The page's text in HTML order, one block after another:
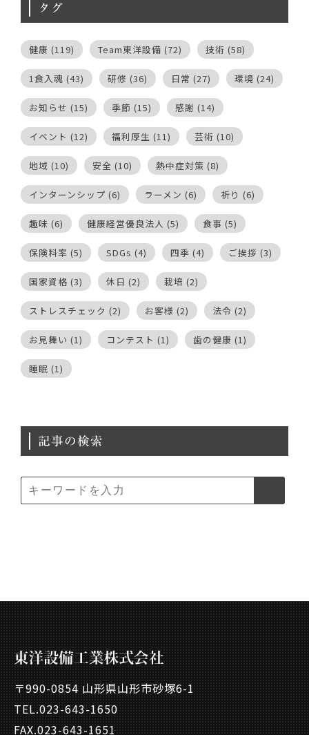
タグ
健康 (119) Team東洋設備 (72) 技術 (58)
1食入魂 (43) 研修 (36) 日常 (27) 環境 (24)
お知らせ (15) 季節 (15) 感謝 (14)
イベント (12) 福利厚生 (11) 芸術 (10)
地域 (10) 安全 (10) 熱中症対策 (8)
インターンシップ (6) ラーメン (6) 祈り (6)
趣味 (6) 健康経営優良法人 (5) 食事 (5)
保険料率 (5) SDGs (4) 四季 (4) ご挨拶 (3)
国家資格 (3) 休日 (2) 栽培 (2)
ストレスチェック (2) お客様 (2) 法令 (2)
お見舞い (1) コンテスト (1) 歯の健康 (1)
睡眠 (1)
記事の検索
〒990-0854 山形県山形市砂塚6-1
TEL.023-643-1650
FAX.023-643-1651